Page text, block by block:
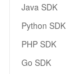
Java SDK
Python SDK
PHP SDK
Go SDK